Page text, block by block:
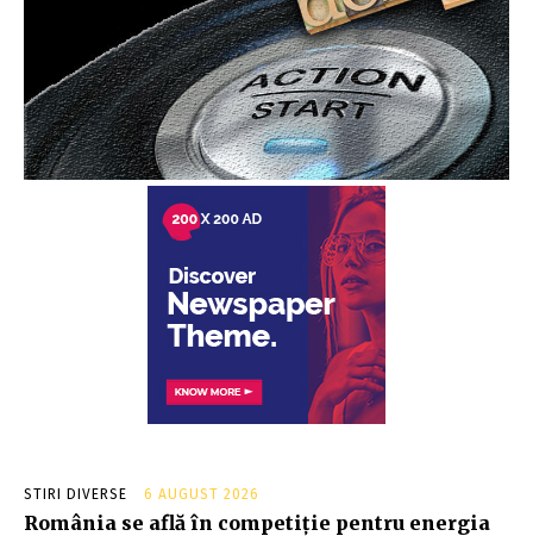
STIRI DIVERSE 6 AUGUST 2026
România se află în competiție pentru energia